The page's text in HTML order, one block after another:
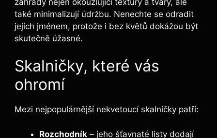
‌také minimalizují údržbu. Nenechte⁢ se odradit
⁢jejich jménem, protože i bez květů dokážou být
skutečně úžasné.
Skalničky, které vás
ohromí
Mezi nejpopulárnější nekvetoucí skalničky patří:
Rozchodník – jeho‍ šťavnaté listy dodají